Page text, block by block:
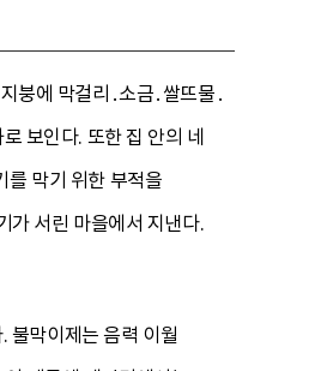
붕에 막걸리․소금․쌀뜨물․
보인다. 또한 집 안의 네
를 막기 위한 부적을
가 서린 마을에서 지낸다.
불막이제는 음력 이월